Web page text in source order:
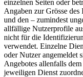
einzelnen Seiten oder
Angaben zur Grösse
und den – zumindest
allfällige Nutzer­profile
nicht für die
verwendet. Einzelne
oder Nutzer angemeldet
Angebotes allenfalls
jeweiligen Dienst